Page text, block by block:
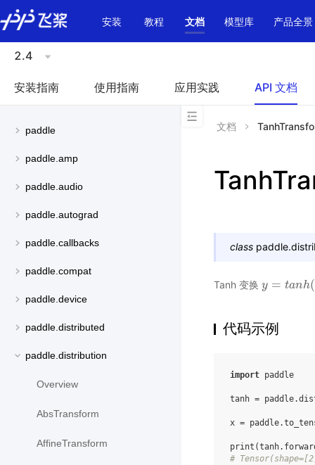
\u200E
安装
教程 文档 模型库 产品全景
2.4
安装指南 使用指南 应用实践 API 文档
paddle
paddle.amp
paddle.audio
paddle.autograd
paddle.callbacks
paddle.compat
paddle.device
paddle.distributed
paddle.distribution
Overview
AbsTransform
AffineTransform
文档
class
Tanh 变换 y = tanh(
y=ta nh(x)
代码示例
import paddle
tanh = paddle.
x = paddle.
print (tanh.
#